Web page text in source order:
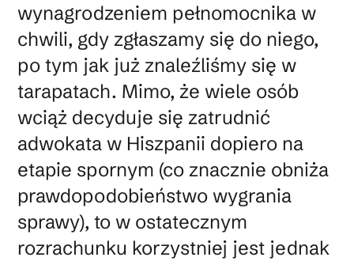
wynagrodzeniem pełnomocnika w
chwili, gdy zgłaszamy się do niego,
po tym jak już znaleźliśmy się w
tarapatach. Mimo, że wiele osób
wciąż decyduje się zatrudnić
adwokata w Hiszpanii dopiero na
etapie spornym (co znacznie obniża
prawdopodobieństwo wygrania
sprawy), to w ostatecznym
rozrachunku korzystniej jest jednak